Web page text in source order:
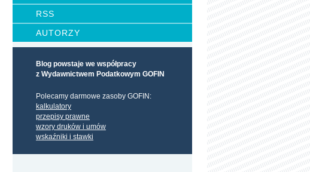
RSS
AUTORZY
Blog powstaje we współpracy
z Wydawnictwem Podatkowym GOFIN
Polecamy darmowe zasoby GOFIN:
kalkulatory
przepisy prawne
wzory druków i umów
wskaźniki i stawki